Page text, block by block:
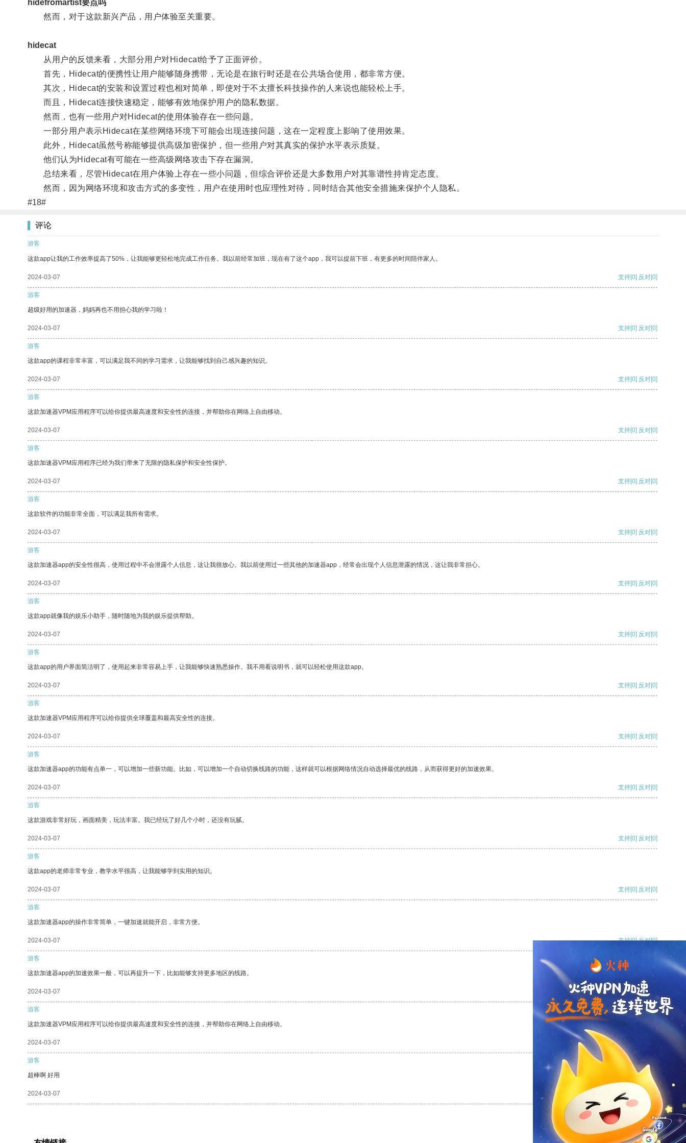
hidefromartist要点吗
然而，对于这款新兴产品，用户体验至关重要。
hidecat
从用户的反馈来看，大部分用户对Hidecat给予了正面评价。
首先，Hidecat的便携性让用户能够随身携带，无论是在旅行时还是在公共场合使用，都非常方便。
其次，Hidecat的安装和设置过程也相对简单，即使对于不太擅长科技操作的人来说也能轻松上手。
而且，Hidecat连接快速稳定，能够有效地保护用户的隐私数据。
然而，也有一些用户对Hidecat的使用体验存在一些问题。
一部分用户表示Hidecat在某些网络环境下可能会出现连接问题，这在一定程度上影响了使用效果。
此外，Hidecat虽然号称能够提供高级加密保护，但一些用户对其真实的保护水平表示质疑。
他们认为Hidecat有可能在一些高级网络攻击下存在漏洞。
总结来看，尽管Hidecat在用户体验上存在一些小问题，但综合评价还是大多数用户对其靠谱性持肯定态度。
然而，因为网络环境和攻击方式的多变性，用户在使用时也应理性对待，同时结合其他安全措施来保护个人隐私。
#18#
评论
游客
这款app让我的工作效率提高了50%，让我能够更轻松地完成工作任务。我以前经常加班，现在有了这个app，我可以提前下班，有更多的时间陪伴家人。
2024-03-07 支持[0] 反对[0]
游客
超级好用的加速器，妈妈再也不用担心我的学习啦！
2024-03-07 支持[0] 反对[0]
游客
这款app的课程非常丰富，可以满足我不同的学习需求，让我能够找到自己感兴趣的知识。
2024-03-07 支持[0] 反对[0]
游客
这款加速器VPM应用程序可以给你提供最高速度和安全性的连接，并帮助你在网络上自由移动。
2024-03-07 支持[0] 反对[0]
游客
这款加速器VPM应用程序已经为我们带来了无限的隐私保护和安全性保护。
2024-03-07 支持[0] 反对[0]
游客
这款软件的功能非常全面，可以满足我所有需求。
2024-03-07 支持[0] 反对[0]
游客
这款加速器app的安全性很高，使用过程中不会泄露个人信息，这让我很放心。我以前使用过一些其他的加速器app，经常会出现个人信息泄露的情况，这让我非常担心。
2024-03-07 支持[0] 反对[0]
游客
这款app就像我的娱乐小助手，随时随地为我的娱乐提供帮助。
2024-03-07 支持[0] 反对[0]
游客
这款app的用户界面简洁明了，使用起来非常容易上手，让我能够快速熟悉操作。我不用看说明书，就可以轻松使用这款app。
2024-03-07 支持[0] 反对[0]
游客
这款加速器VPM应用程序可以给你提供全球覆盖和最高安全性的连接。
2024-03-07 支持[0] 反对[0]
游客
这款加速器app的功能有点单一，可以增加一些新功能。比如，可以增加一个自动切换线路的功能，这样就可以根据网络情况自动选择最优的线路，从而获得更好的加速效果。
2024-03-07 支持[0] 反对[0]
游客
这款游戏非常好玩，画面精美，玩法丰富。我已经玩了好几个小时，还没有玩腻。
2024-03-07 支持[0] 反对[0]
游客
这款app的老师非常专业，教学水平很高，让我能够学到实用的知识。
2024-03-07 支持[0] 反对[0]
游客
这款加速器app的操作非常简单，一键加速就能开启，非常方便。
2024-03-07 支持[0] 反对[0]
游客
这款加速器app的加速效果一般，可以再提升一下，比如能够支持更多地区的线路。
2024-03-07 支持[0] 反对
游客
这款加速器VPM应用程序可以给你提供最高速度和安全性的连接，并帮助你在网络上自由移动。
2024-03-07 支持
游客
超棒啊 好用
2024-03-07 支持 反对 [0]